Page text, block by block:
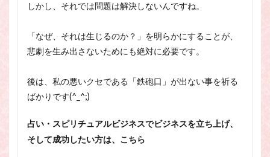
しかし、それでは問題は解決しないんですね。
「なぜ、それは生じるのか？」を明らかにすることが、
悲劇を生み出さないためにも絶対に必要です。
後は、私の悪いクセである「鉄砲口」が出ない事を祈る
ばかりです(^_^;)
占い・スピリチュアルビジネスでビジネスを立ち上げ、
そして成功したい方は、こちら